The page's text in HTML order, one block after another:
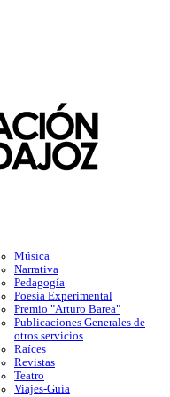
Música
Narrativa
Pedagogía
Poesía Experimental
Premio "Arturo Barea"
Publicaciones Generales de
otros servicios
Raíces
Revistas
Teatro
Viajes-Guía